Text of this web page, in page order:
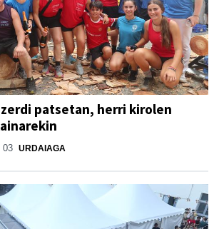
patsetan, herri kirolen
03 URDAIAGA